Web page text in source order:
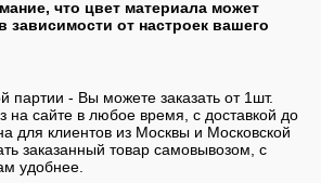
что цвет материала может
зависимости от настроек вашего
партии - Вы можете заказать от 1шт.
на сайте в любое время, с доставкой до
для клиентов из Москвы и Московской
заказанный товар самовывозом, с
удобнее.